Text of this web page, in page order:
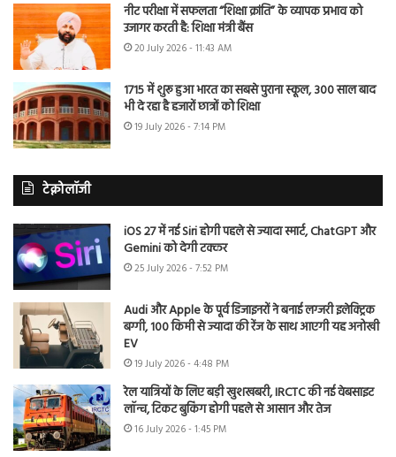
नीट परीक्षा में सफलता “शिक्षा क्रांति” के व्यापक प्रभाव को
उजागर करती है: शिक्षा मंत्री बैंस
20 July 2026 - 11:43 AM
1715 में शुरू हुआ भारत का सबसे पुराना स्कूल, 300 साल बाद
भी दे रहा है हजारों छात्रों को शिक्षा
19 July 2026 - 7:14 PM
टेक्नोलॉजी
iOS 27 में नई Siri होगी पहले से ज्यादा स्मार्ट, ChatGPT और
Gemini को देगी टक्कर
25 July 2026 - 7:52 PM
Audi और Apple के पूर्व डिजाइनरों ने बनाई लग्जरी इलेक्ट्रिक
बग्गी, 100 किमी से ज्यादा की रेंज के साथ आएगी यह अनोखी
EV
19 July 2026 - 4:48 PM
रेल यात्रियों के लिए बड़ी खुशखबरी, IRCTC की नई वेबसाइट
लॉन्च, टिकट बुकिंग होगी पहले से आसान और तेज
16 July 2026 - 1:45 PM